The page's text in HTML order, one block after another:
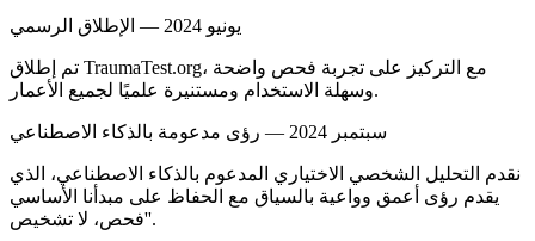
يونيو 2024 — الإطلاق الرسمي
تم إطلاق TraumaTest.org، مع التركيز على تجربة فحص واضحة
وسهلة الاستخدام ومستنيرة علميًا لجميع الأعمار.
سبتمبر 2024 — رؤى مدعومة بالذكاء الاصطناعي
نقدم التحليل الشخصي الاختياري المدعوم بالذكاء الاصطناعي، الذي
يقدم رؤى أعمق وواعية بالسياق مع الحفاظ على مبدأنا الأساسي
'فحص، لا تشخيص'.